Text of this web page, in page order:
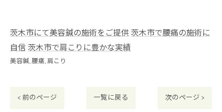
茨木市にて美容鍼の施術をご提供茨木市で腰痛の施術に
自信茨木市で肩こりに豊かな実績
美容鍼 腰痛 肩こり
< 前のページ 一覧に戻る 次のページ >